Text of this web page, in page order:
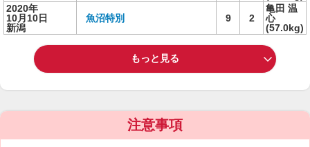
2020年
10月10日
新潟
魚沼特別 9 2
亀田 温
心
(57.0kg)
もっと見る
注意事項